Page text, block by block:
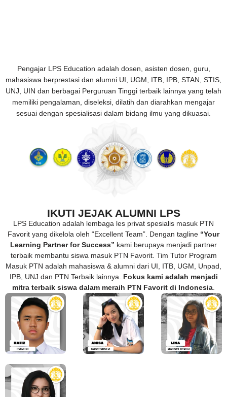
Pengajar LPS Education adalah dosen, asisten dosen, guru,
mahasiswa berprestasi dan alumni UI, UGM, ITB, IPB, STAN, STIS,
UNJ, UIN dan berbagai Perguruan Tinggi terbaik lainnya yang telah
memiliki pengalaman, diseleksi, dilatih dan diarahkan mengajar
sesuai dengan spesialisasi dalam bidang ilmu yang dikuasai.
IKUTI JEJAK ALUMNI LPS
LPS Education adalah lembaga les privat spesialis masuk PTN
Favorit yang dikelola oleh “Excellent Team”. Dengan tagline “Your
Learning Partner for Success” kami berupaya menjadi partner
terbaik membantu siswa masuk PTN Favorit. Tim Tutor Program
Masuk PTN adalah mahasiswa & alumni dari UI, ITB, UGM, Unpad,
IPB, UNJ dan PTN Terbaik lainnya. Fokus kami adalah menjadi
mitra terbaik siswa dalam meraih PTN Favorit di Indonesia